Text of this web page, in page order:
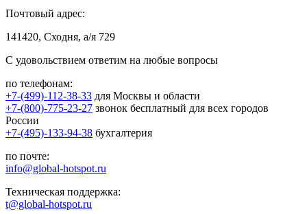
Почтовый адрес:
141420, Сходня, а/я 729
С удовольствием ответим на любые вопросы
по телефонам:
+7-(499)-112-38-33 для Москвы и области
+7-(800)-775-23-27 звонок бесплатный для всех городов
России
+7-(495)-133-94-38 бухгалтерия
по почте:
info@global-hotspot.ru
Техническая поддержка:
t@global-hotspot.ru